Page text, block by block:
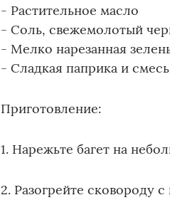
- Растительное масло
- Соль, свежемолотый
- Мелко нарезанная
- Сладкая паприка и
Приготовление:
1. Нарежьте багет на
2. Разогрейте сковороду